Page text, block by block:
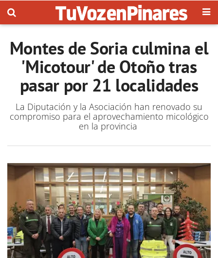
Montes de Soria culmina el
'Micotour' de Otoño tras
pasar por 21 localidades
La Diputación y la Asociación han renovado su
compromiso para el aprovechamiento micológico
en la provincia